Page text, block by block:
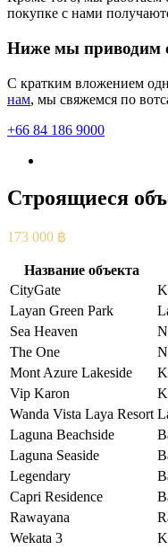
покупке с нами
Ниже мы приводим
С кратким вложением
нам, мы свяжемся по
+66 84 186 9000
Строящиеся
173 000 ฿
Название объекта
CityGate
Layan Green Park
Sea Heaven
The One
Mont Azure Lakeside
Vip Karon
Wanda Vista Laya Resort
Laguna Beachside
Laguna Seaside
Legendary
Capri Residence
Rawayana
Wekata 3